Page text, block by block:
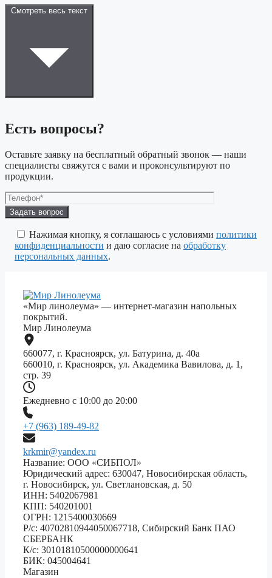
Смотреть весь текст
Есть вопросы?
Оставьте заявку на бесплатный обратный звонок — наши
специалисты свяжутся с вами и проконсультируют по
продукции.
Оставьте
это
поле
пустым.
Нажимая кнопку, я соглашаюсь с условиями политики
конфиденциальности и даю согласие на обработку
персональных данных.
«Мир линолеума» — интернет-магазин напольных
покрытий.
Мир Линолеума
660077, г. Красноярск, ул. Батурина, д. 40а
660010, г. Красноярск, ул. Академика Вавилова, д. 1,
стр. 39
Ежедневно с 10:00 до 20:00
+7 (963) 189-49-82
krkmir@yandex.ru
Название: ООО «СИБПОЛ»
Юридический адрес: 630047, Новосибирская область,
г. Новосибирск, ул. Светлановская, д. 50
ИНН: 5402067981
КПП: 540201001
ОГРН: 1215400030669
Р/с: 40702810944050067718, Сибирский Банк ПАО
СБЕРБАНК
К/с: 30101810500000000641
БИК: 045004641
Магазин